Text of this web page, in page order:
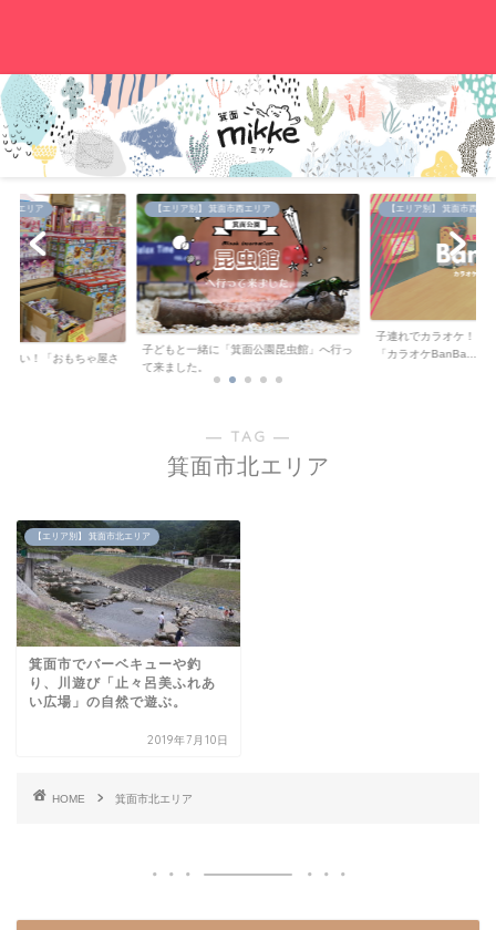
。
央エリア
安い！「おもちゃ屋さ
【エリア別】 箕面市西エリア
子どもと一緒に「箕面公園昆虫館」へ行っ
て来ました。
【エリア別】 箕面市西エ
子連れでカラオケ！キ
「カラオケBanBa...
― TAG ―
箕面市北エリア
【エリア別】 箕面市北エリア
箕面市でバーベキューや釣
り、川遊び「止々呂美ふれあ
い広場」の自然で遊ぶ。
2019年7月10日
HOME 箕面市北エリア